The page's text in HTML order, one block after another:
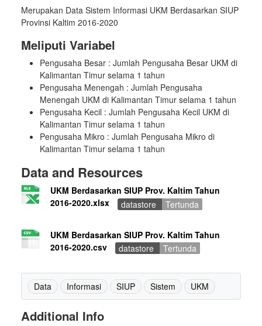
Merupakan Data Sistem Informasi UKM Berdasarkan SIUP
Provinsi Kaltim 2016-2020
Meliputi Variabel
Pengusaha Besar : Jumlah Pengusaha Besar UKM di
Kalimantan Timur selama 1 tahun
Pengusaha Menengah : Jumlah Pengusaha
Menengah UKM di Kalimantan Timur selama 1 tahun
Pengusaha Kecil : Jumlah Pengusaha Kecil UKM di
Kalimantan Timur selama 1 tahun
Pengusaha Mikro : Jumlah Pengusaha Mikro di
Kalimantan Timur selama 1 tahun
Data and Resources
UKM Berdasarkan SIUP Prov. Kaltim Tahun
2016-2020.xlsx
datastore Tertunda
UKM Berdasarkan SIUP Prov. Kaltim Tahun
2016-2020.csv
datastore Tertunda
Data Informasi SIUP Sistem UKM
Additional Info